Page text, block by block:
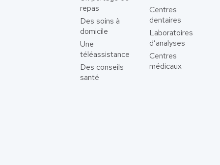
repas
Des soins à
domicile
Une
téléassistance
Des conseils
santé
Centres
dentaires
Laboratoires
d’analyses
Centres
médicaux